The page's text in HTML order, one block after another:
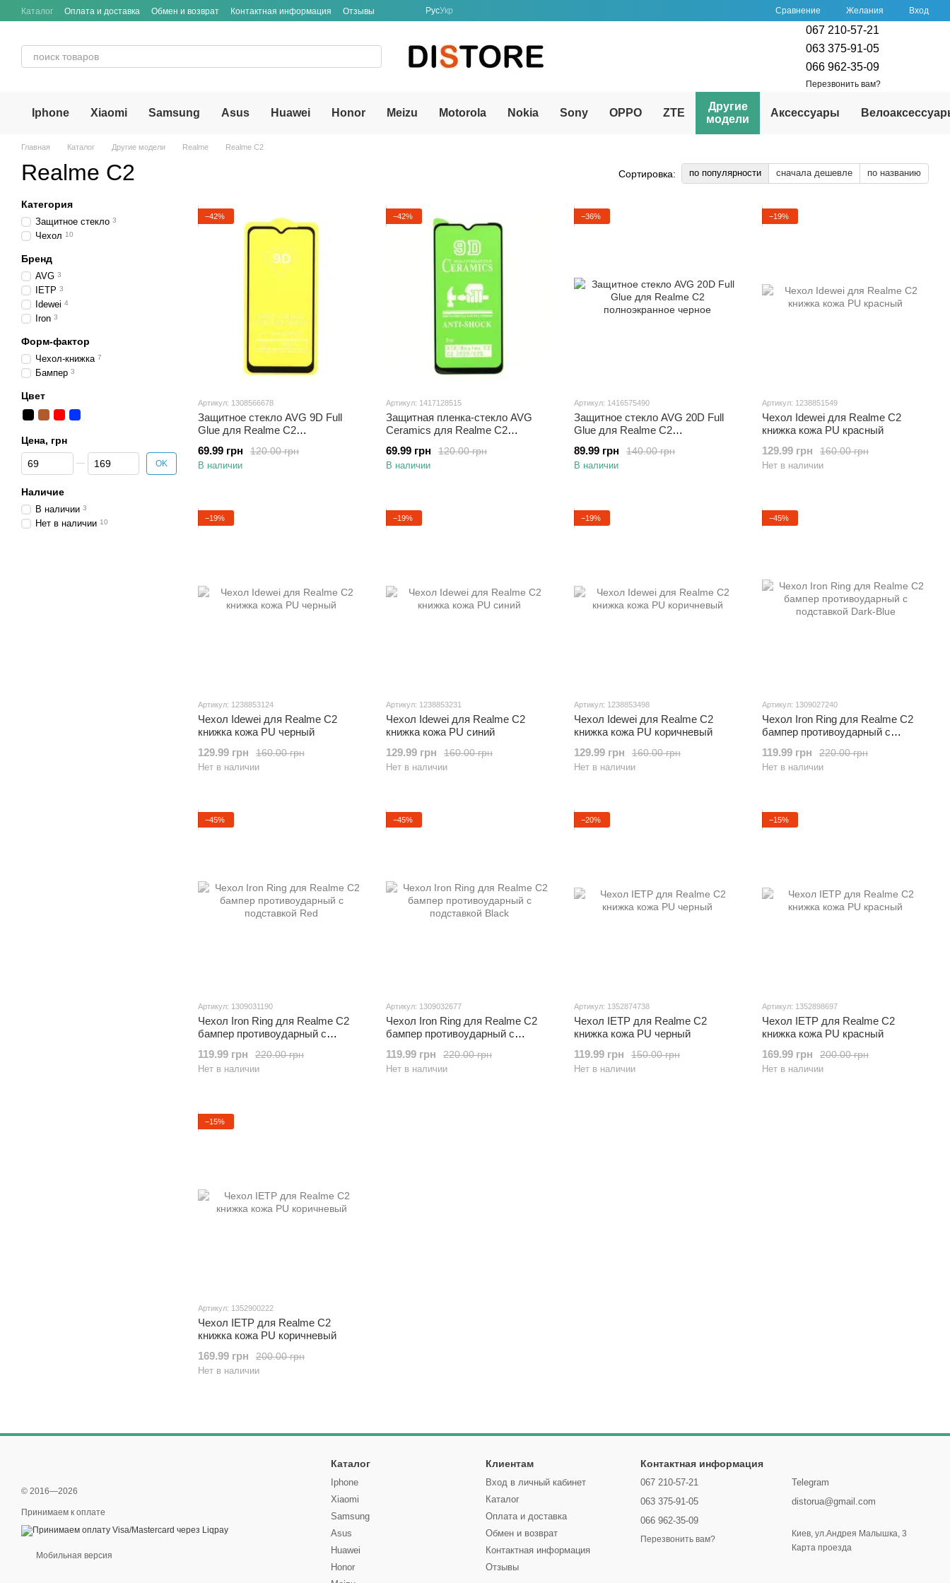
Перейти к основному контенту
Каталог Оплата и доставка Обмен и возврат Контактная информация Отзывы РусУкр Сравнение Желания Вход
067 210-57-21
063 375-91-05
066 962-35-09
Перезвонить вам?
Iphone Xiaomi Samsung Asus Huawei Honor Meizu Motorola Nokia Sony OPPO ZTE
Другие
модели
Аксессуары
Главная Каталог Другие модели Realme Realme C2
Realme C2 Сортировка: по популярности сначала дешевле по названию
−42%
Артикул: 1308566678
Защитное стекло AVG 9D Full
Glue для Realme C2
120.00 грн
69.99 грн
В наличии
−42%
Артикул: 1417128515
Защитная пленка-стекло AVG
Ceramics для Realme C2
120.00 грн
69.99 грн
В наличии
−36%
Артикул: 1416575490
Защитное стекло AVG 20D Full
Glue для Realme C2
140.00 грн
89.99 грн
В наличии
−19%
Артикул: 1238851549
Чехол Idewei для Realme C2
книжка кожа PU красный
160.00 грн
129.99 грн
Нет в наличии
−19%
Артикул: 1238853124
Чехол Idewei для Realme C2
книжка кожа PU черный
160.00 грн
129.99 грн
Нет в наличии
−19%
Артикул: 1238853231
Чехол Idewei для Realme C2
книжка кожа PU синий
160.00 грн
129.99 грн
Нет в наличии
−19%
Артикул: 1238853498
Чехол Idewei для Realme C2
книжка кожа PU коричневый
160.00 грн
129.99 грн
Нет в наличии
−45%
Артикул: 1309027240
Чехол Iron Ring для Realme C2
бампер противоударный с
220.00 грн
119.99 грн
Нет в наличии
−45%
Артикул: 1309031190
Чехол Iron Ring для Realme C2
бампер противоударный с
220.00 грн
119.99 грн
Нет в наличии
−45%
Артикул: 1309032677
Чехол Iron Ring для Realme C2
бампер противоударный с
220.00 грн
119.99 грн
Нет в наличии
−20%
Артикул: 1352874738
Чехол IETP для Realme C2
книжка кожа PU черный
150.00 грн
119.99 грн
Нет в наличии
−15%
Артикул: 1352898697
Чехол IETP для Realme C2
книжка кожа PU красный
200.00 грн
169.99 грн
Нет в наличии
−15%
Артикул: 1352900222
Чехол IETP для Realme C2
книжка кожа PU коричневый
200.00 грн
169.99 грн
Нет в наличии
Категория
Защитное стекло 3
Чехол 10
Бренд
AVG 3
IETP 3
Idewei 4
Iron 3
Форм-фактор
Чехол-книжка 7
Бампер 3
Цвет
Цена, грн
От Цена, грн
До Цена, грн OK
Наличие
В наличии 3
Нет в наличии 10
© 2016—2026
Принимаем к оплате
Мобильная версия
Каталог
Iphone
Xiaomi
Samsung
Asus
Huawei
Honor
Клиентам
Вход в личный кабинет
Каталог
Оплата и доставка
Обмен и возврат
Контактная информация
Отзывы
Контактная информация
067 210-57-21
063 375-91-05
066 962-35-09
Перезвонить вам?
Telegram
distorua@gmail.com
Киев, ул.Андрея Малышка, 3
Карта проезда